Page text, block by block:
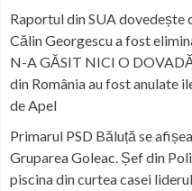
Raportul din SUA dovedește
Călin Georgescu a fost
N-A GĂSIT NICI O
din România au fost anulate
de Apel
Primarul PSD Băluță se
Gruparea Goleac. Șef din
piscina din curtea casei